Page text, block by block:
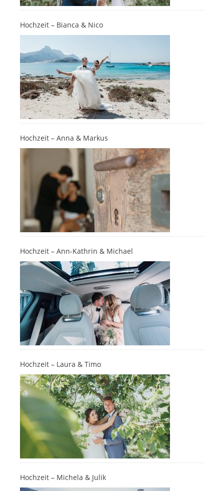
Hochzeit – Bianca & Nico
Hochzeit – Anna & Markus
Hochzeit – Ann-Kathrin & Michael
Hochzeit – Laura & Timo
Hochzeit – Michela & Julik